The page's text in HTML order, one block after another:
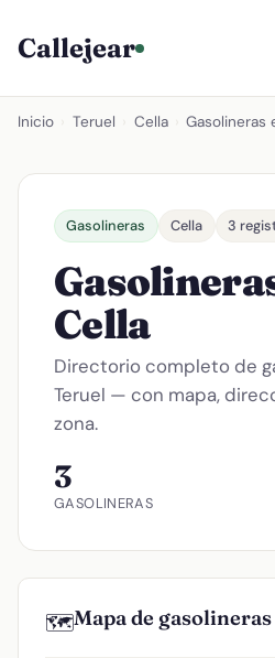
Callejear
Inicio Teruel Cella Gasolineras
Gasolineras Cella 3
Cella
Directorio completo de
Teruel — con mapa,
zona.
3
GASOLINERAS
🗺️Mapa de